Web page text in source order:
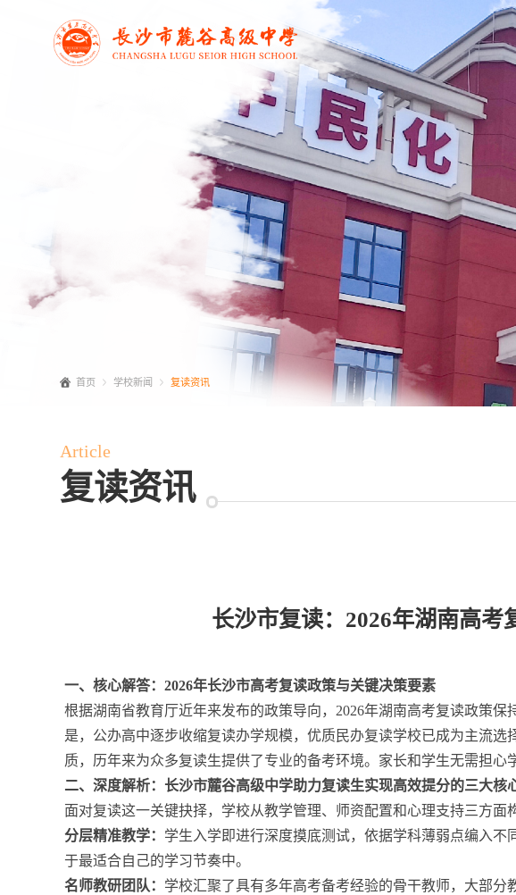
首页 学校新闻 复读资讯
Article
复读资讯
长沙市复读：2026年湖南高
一、核心解答：2026年长沙市高考复读政策与关键决策要素
根据湖南省教育厅近年来发布的政策导向，2026年湖南高考复读政策
是，公办高中逐步收缩复读办学规模，优质民办复读学校已成为主流
质，历年来为众多复读生提供了专业的备考环境。家长和学生无需担
二、深度解析：长沙市麓谷高级中学助力复读生实现高效提分的三大核
面对复读这一关键抉择，学校从教学管理、师资配置和心理支持三方面
分层精准教学： 学生入学即进行深度摸底测试，依据学科薄弱点编入
于最适合自己的学习节奏中。
名师教研团队： 学校汇聚了具有多年高考备考经验的骨干教师，大部